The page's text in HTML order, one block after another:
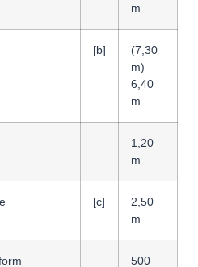
m
[b]
(7,30
m)
6,40
m
1,20
m
[c]
2,50
m
500